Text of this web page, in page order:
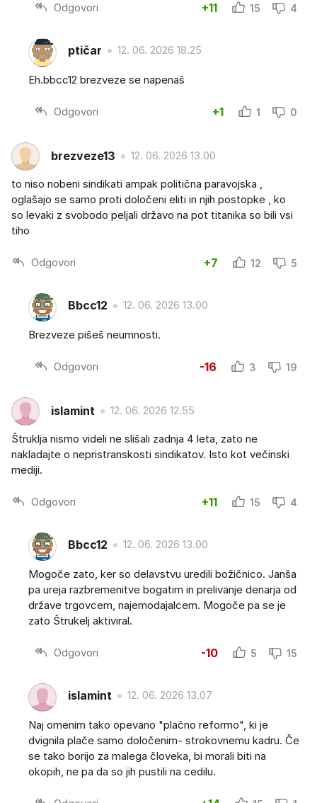
Odgovori +11 15 4
ptičar 12. 06. 2026 18.25
Eh.bbcc12 brezveze se napenaš
Odgovori +1 1 0
brezveze13 12. 06. 2026 13.00
to niso nobeni sindikati ampak politična paravojska ,
oglašajo se samo proti določeni eliti in njih postopke , ko
so levaki z svobodo peljali državo na pot titanika so bili vsi
tiho
Odgovori +7 12 5
Bbcc12 12. 06. 2026 13.00
Brezveze pišeš neumnosti.
Odgovori -16 3 19
islamint 12. 06. 2026 12.55
Štruklja nismo videli ne slišali zadnja 4 leta, zato ne
nakladajte o nepristranskosti sindikatov. Isto kot večinski
mediji.
Odgovori +11 15 4
Bbcc12 12. 06. 2026 13.00
Mogoče zato, ker so delavstvu uredili božičnico. Janša
pa ureja razbremenitve bogatim in prelivanje denarja od
države trgovcem, najemodajalcem. Mogoče pa se je
zato Štrukelj aktiviral.
Odgovori -10 5 15
islamint 12. 06. 2026 13.07
Naj omenim tako opevano "plačno reformo", ki je
dvignila plače samo določenim- strokovnemu kadru. Če
se tako borijo za malega človeka, bi morali biti na
okopih, ne pa da so jih pustili na cedilu.